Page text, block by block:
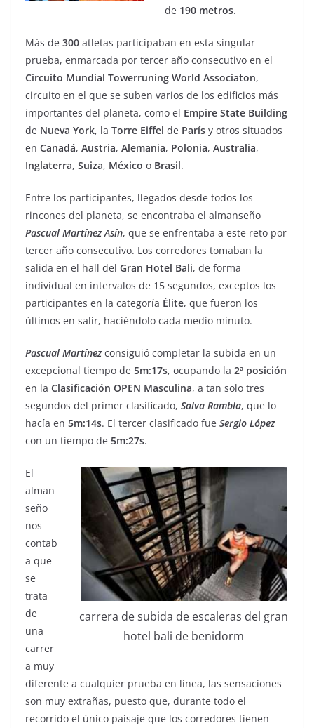
de 190 metros.
Más de 300 atletas participaban en esta singular
prueba, enmarcada por tercer año consecutivo en el
Circuito Mundial Towerruning World Associaton,
circuito en el que se suben varios de los edificios más
importantes del planeta, como el Empire State Building
de Nueva York, la Torre Eiffel de París y otros situados
en Canadá, Austria, Alemania, Polonia, Australia,
Inglaterra, Suiza, México o Brasil.
Entre los participantes, llegados desde todos los
rincones del planeta, se encontraba el almanseño
Pascual Martínez Asín, que se enfrentaba a este reto por
tercer año consecutivo. Los corredores tomaban la
salida en el hall del Gran Hotel Bali, de forma
individual en intervalos de 15 segundos, exceptos los
participantes en la categoría Élite, que fueron los
últimos en salir, haciéndolo cada medio minuto.
Pascual Martínezconsiguió completar la subida en un
excepcional tiempo de 5m:17s, ocupando la 2ª posición
en la Clasificación OPEN Masculina, a tan solo tres
segundos del primer clasificado, Salva Rambla, que lo
hacía en 5m:14s. El tercer clasificado fue Sergio López
con un tiempo de 5m:27s.
carrera de subida de escaleras del gran
hotel bali de benidorm
El
alman
seño
nos
contab
a que
se
trata
de
una
carrer
a muy
diferente a cualquier prueba en línea, las sensaciones
son muy extrañas, puesto que, durante todo el
recorrido el único paisaje que los corredores tienen